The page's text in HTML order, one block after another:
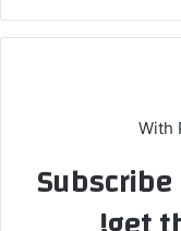
With